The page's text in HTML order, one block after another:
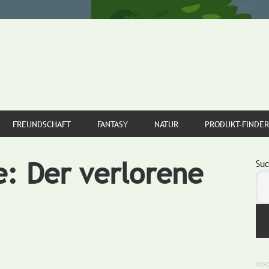
FREUNDSCHAFT FANTASY NATUR PRODUKT-FINDER
Der verlorene